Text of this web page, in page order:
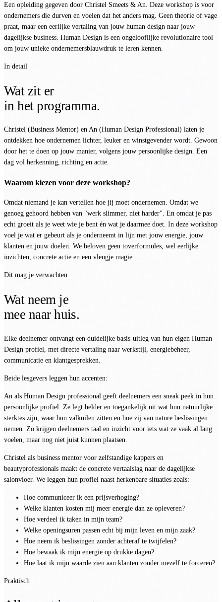
Een opleiding gegeven door Christel Smeets & An. Deze workshop is voor
ondernemers die durven en voelen dat het anders mag. Geen theorie of vage
praat, maar een eerlijke vertaling van jouw human design naar jouw
dagelijkse business. Human Design is een ongelooflijke revolutionaire tool
om jouw unieke ondernemersblauwdruk te leren kennen.
In detail
Wat zit er
in het programma.
Christel (Business Mentor) en An (Human Design Professional) laten je
ontdekken hoe ondernemen lichter, leuker en winstgevender wordt. Gewoon
door het te doen op jouw manier, volgens jouw persoonlijke design. Een
dag vol herkenning, richting en actie.
Waarom kiezen voor deze workshop?
Omdat niemand je kan vertellen hoe jij moet ondernemen. Omdat we
genoeg gehoord hebben van "werk slimmer, niet harder". En omdat je pas
echt groeit als je weet wie je bent én wat je daarmee doet. In deze workshop
voel je wat er gebeurt als je onderneemt in lijn met jouw energie, jouw
klanten en jouw doelen. We beloven geen toverformules, wel eerlijke
inzichten, concrete actie en een vleugje magie.
Dit mag je verwachten
Wat neem je
mee naar huis.
Elke deelnemer ontvangt een duidelijke basis-uitleg van hun eigen Human
Design profiel, met directe vertaling naar werkstijl, energiebeheer,
communicatie en klantgesprekken.
Beide lesgevers leggen hun accenten:
An als Human Design professional geeft deelnemers een sneak peek in hun
persoonlijke profiel. Ze legt helder en toegankelijk uit wat hun natuurlijke
sterktes zijn, waar hun valkuilen zitten en hoe zij van nature beslissingen
nemen. Zo krijgen deelnemers taal en inzicht voor iets wat ze vaak al lang
voelen, maar nog niet juist kunnen plaatsen.
Christel als business mentor voor zelfstandige kappers en
beautyprofessionals maakt de concrete vertaalslag naar de dagelijkse
salonvloer. We leggen hun profiel naast herkenbare situaties zoals:
Hoe communiceer ik een prijsverhoging?
Welke klanten kosten mij meer energie dan ze opleveren?
Hoe verdeel ik taken in mijn team?
Welke openingsuren passen echt bij mijn leven en mijn zaak?
Hoe neem ik beslissingen zonder achteraf te twijfelen?
Hoe bewaak ik mijn energie op drukke dagen?
Hoe laat ik mijn waarde zien aan klanten zonder mezelf te forceren?
Praktisch